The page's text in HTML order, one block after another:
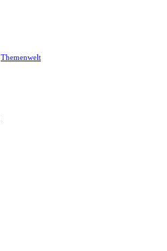
Themenwelt